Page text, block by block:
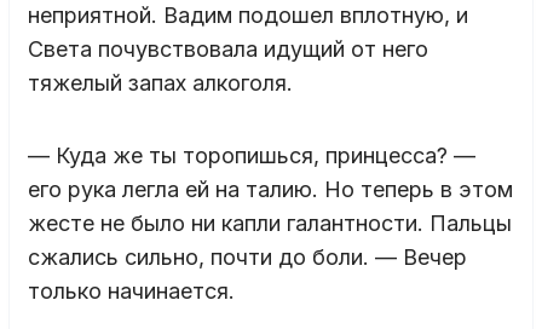
неприятной. Вадим подошел вплотную, и
Света почувствовала идущий от него
тяжелый запах алкоголя.
— Куда же ты торопишься, принцесса? —
его рука легла ей на талию. Но теперь в этом
жесте не было ни капли галантности. Пальцы
сжались сильно, почти до боли. — Вечер
только начинается.